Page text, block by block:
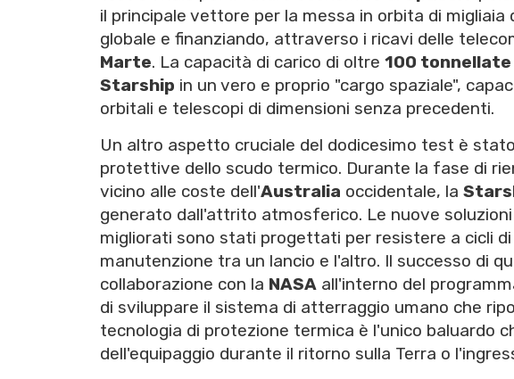
il principale vettore per la messa in orbita di
globale e finanziando, attraverso i ricavi delle
Marte. La capacità di carico di oltre 100 tonnellate
Starship in un vero e proprio "cargo spaziale",
orbitali e telescopi di dimensioni senza precedenti.
Un altro aspetto cruciale del dodicesimo test è
protettive dello scudo termico. Durante la fase di
vicino alle coste dell'Australia occidentale, la
generato dall'attrito atmosferico. Le nuove
migliorati sono stati progettati per resistere a cicli
manutenzione tra un lancio e l'altro. Il successo di
collaborazione con la NASA all'interno del
di sviluppare il sistema di atterraggio umano che
tecnologia di protezione termica è l'unico baluardo
dell'equipaggio durante il ritorno sulla Terra o